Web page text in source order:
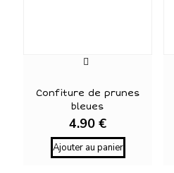
Confiture de prunes
bleues
4.90 €
Ajouter au panier